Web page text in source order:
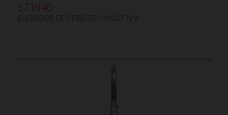
571940
ELEVADOR DE PERIOSTIO MOLT N.9